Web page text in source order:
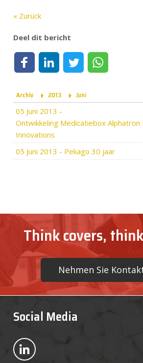
« Zurück
Deel dit bericht
Deel op FacebookDeel op LinkedInDeel op TwitterDeel via WhatsApp
Archiv 2013 Juni
05 Juni 2013 -
Ontwikkeling Medicatiebox Alphatron
Innovations
05 Juni 2013 - Pekago 30 jaar
Think covers,
Nehmen Sie
Social Media
Bekijk ons op LinkedIn